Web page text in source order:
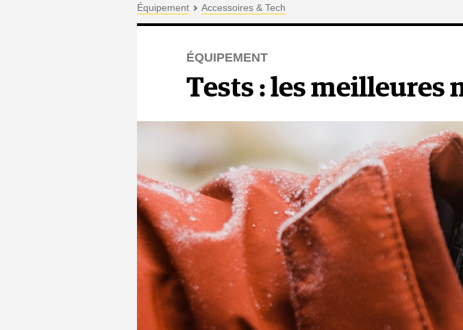
Équipement Accessoires & Tech
ÉQUIPEMENT
Tests : les meilleures